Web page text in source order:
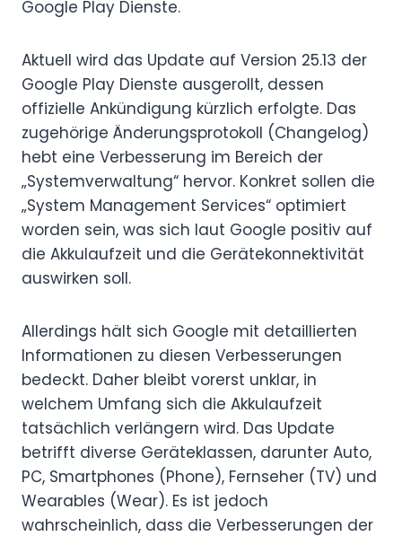
Google Play Dienste.
Aktuell wird das Update auf Version 25.13 der
Google Play Dienste ausgerollt, dessen
offizielle Ankündigung kürzlich erfolgte. Das
zugehörige Änderungsprotokoll (Changelog)
hebt eine Verbesserung im Bereich der
„Systemverwaltung“ hervor. Konkret sollen die
„System Management Services“ optimiert
worden sein, was sich laut Google positiv auf
die Akkulaufzeit und die Gerätekonnektivität
auswirken soll.
Allerdings hält sich Google mit detaillierten
Informationen zu diesen Verbesserungen
bedeckt. Daher bleibt vorerst unklar, in
welchem Umfang sich die Akkulaufzeit
tatsächlich verlängern wird. Das Update
betrifft diverse Geräteklassen, darunter Auto,
PC, Smartphones (Phone), Fernseher (TV) und
Wearables (Wear). Es ist jedoch
wahrscheinlich, dass die Verbesserungen der